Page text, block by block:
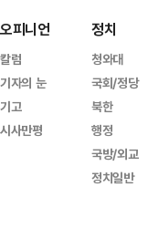
오피니언
칼럼
기자의 눈
기고
시사만평
정치
청와대
국회/정당
북한
행정
국방/외교
정치일반